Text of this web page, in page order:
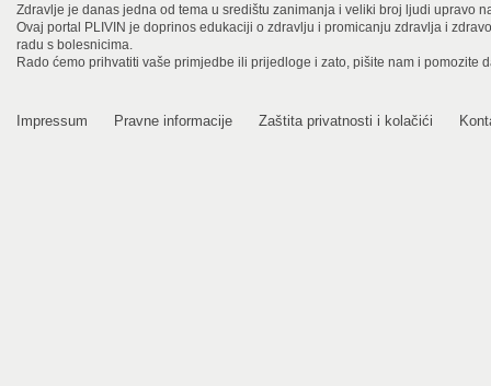
Zdravlje je danas jedna od tema u središtu zanimanja i veliki broj ljudi upravo
Ovaj portal PLIVIN je doprinos edukaciji o zdravlju i promicanju zdravlja i
radu s bolesnicima.
Rado ćemo prihvatiti vaše primjedbe ili prijedloge i zato, pišite nam i pomozite
Impressum Pravne informacije Zaštita privatnosti i kolačići